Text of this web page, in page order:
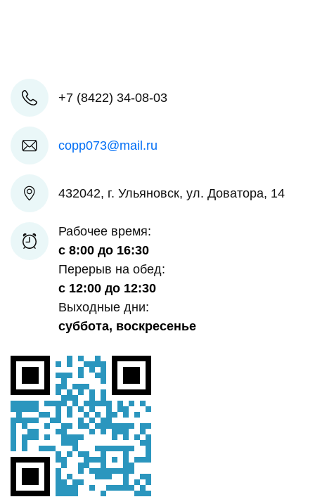
+7 (8422) 34-08-03
copp073@mail.ru
432042, г. Ульяновск, ул. Доватора, 14
Рабочее время:
с 8:00 до 16:30
Перерыв на обед:
с 12:00 до 12:30
Выходные дни:
суббота, воскресенье